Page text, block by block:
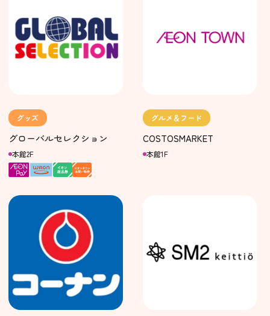
グッズ
グローバルセレクション
本館2F
グルメ＆フード
COSTOSMARKET
本館1F